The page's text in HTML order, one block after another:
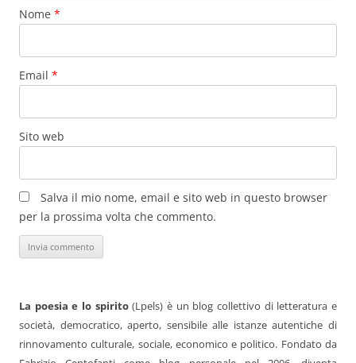
Nome *
Email *
Sito web
Salva il mio nome, email e sito web in questo browser
per la prossima volta che commento.
La poesia e lo spirito(Lpels) è un blog collettivo di letteratura e
società, democratico, aperto, sensibile alle istanze autentiche di
rinnovamento culturale, sociale, economico e politico. Fondato da